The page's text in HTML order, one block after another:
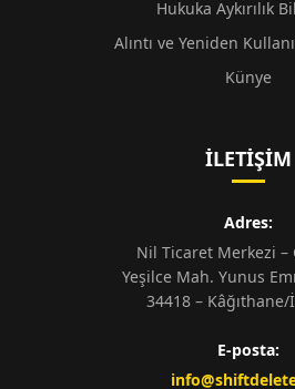
Hukuka Aykırılık
Alıntı ve Yeniden
Künye
İLETIŞIM
Adres:
Nil Ticaret Merkezi –
Yeşilce Mah. Yunus
34418 –
E-posta: